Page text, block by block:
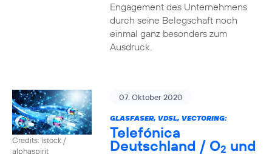
Engagement des Unternehmens
durch seine Belegschaft noch
einmal ganz besonders zum
Ausdruck.
Credits: istock /
alphaspirit
07. Oktober 2020
GLASFASER, VDSL, VECTORING:
Telefónica
Deutschland / O2 und